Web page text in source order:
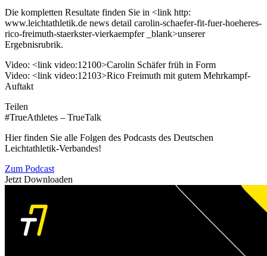
Die kompletten Resultate finden Sie in <link http:
www.leichtathletik.de news detail carolin-schaefer-fit-fuer-hoeheres-
rico-freimuth-staerkster-vierkaempfer _blank>unserer
Ergebnisrubrik.
Video: <link video:12100>Carolin Schäfer früh in Form
Video: <link video:12103>Rico Freimuth mit gutem Mehrkampf-
Auftakt
Teilen
#TrueAthletes – TrueTalk
Hier finden Sie alle Folgen des Podcasts des Deutschen
Leichtathletik-Verbandes!
Zum Podcast
Jetzt Downloaden